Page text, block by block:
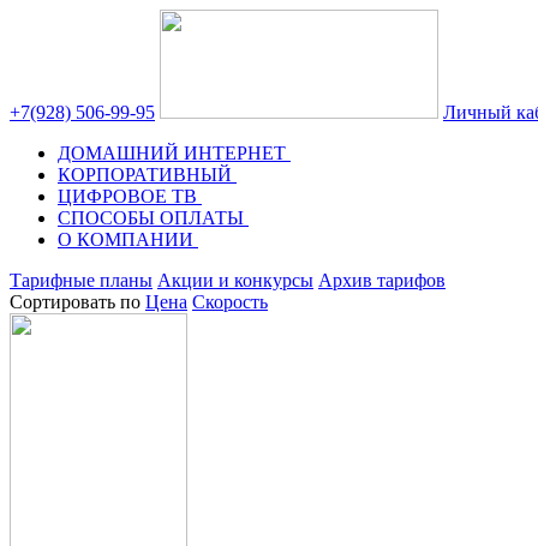
+7(928) 506-99-95
Личный
ДОМАШНИЙ ИНТЕРНЕТ
КОРПОРАТИВНЫЙ
ЦИФРОВОЕ ТВ
СПОСОБЫ ОПЛАТЫ
О КОМПАНИИ
Тарифные планы Акции и конкурсы Архив тарифов
Сортировать по Цена Скорость